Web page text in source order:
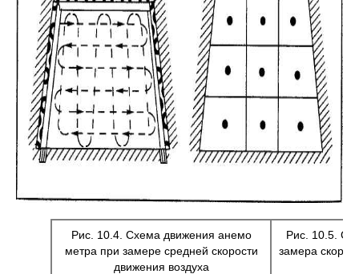
Рис. 10.4. Схема движения анемо
метра при замере средней скороcти
движения воздуха
Рис. 10.5.
замера